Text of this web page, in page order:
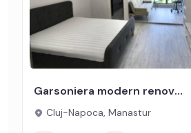
Garsoniera modern renovata de vanzare in Manastur la cheie cu lift
Cluj-Napoca, Manastur